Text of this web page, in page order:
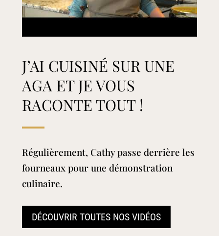
J’AI CUISINÉ SUR UNE
AGA ET JE VOUS
RACONTE TOUT !
Régulièrement, Cathy passe derrière les
fourneaux pour une démonstration
culinaire.
DÉCOUVRIR TOUTES NOS VIDÉOS